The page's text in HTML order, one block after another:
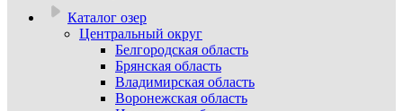
Каталог озер
Центральный округ
Белгородская область
Брянская область
Владимирская область
Воронежская область